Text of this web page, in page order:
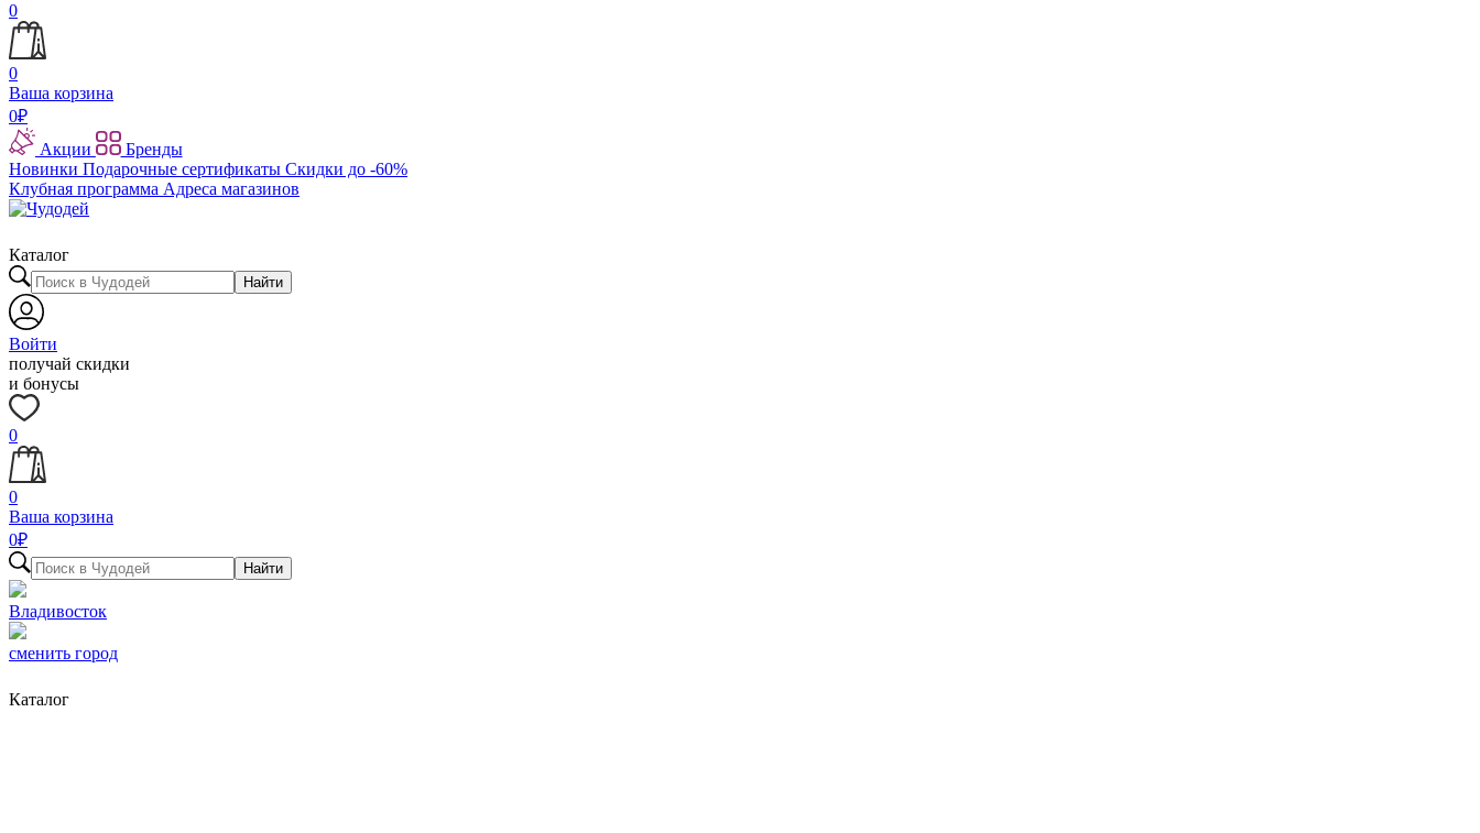
0
0
Ваша корзина
0₽
Акции
Бренды
Новинки Подарочные сертификаты Скидки до -60%
Клубная программа Адреса магазинов
Каталог
Найти
Войти
получай скидки
и бонусы
0
0
Ваша корзина
0₽
Найти
Владивосток
сменить город
Каталог